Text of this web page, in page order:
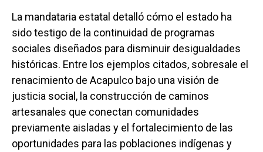
La mandataria estatal detalló cómo el estado ha
sido testigo de la continuidad de programas
sociales diseñados para disminuir desigualdades
históricas. Entre los ejemplos citados, sobresale el
renacimiento de Acapulco bajo una visión de
justicia social, la construcción de caminos
artesanales que conectan comunidades
previamente aisladas y el fortalecimiento de las
oportunidades para las poblaciones indígenas y